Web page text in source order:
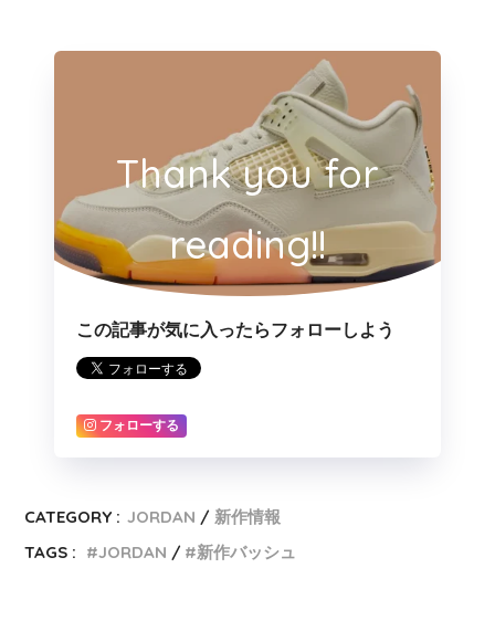
Thank you for
reading!!
この記事が気に入ったらフォローしよう
フォローする
CATEGORY : JORDAN
新作情報
TAGS :
JORDAN 新作バッシュ